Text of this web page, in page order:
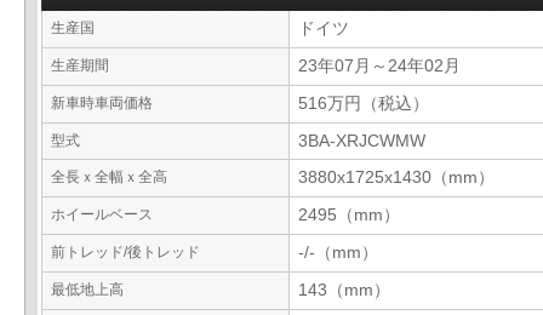
生産国 ドイツ
生産期間 23年07月～24年02月
新車時車両価格 516万円（税込）
型式 3BA-XRJCWMW
全長ｘ全幅ｘ全高 3880x1725x1430（mm）
ホイールベース 2495（mm）
前トレッド/後トレッド -/-（mm）
最低地上高 143（mm）